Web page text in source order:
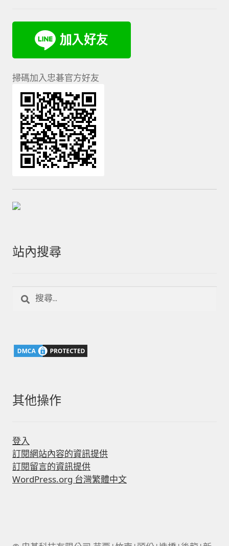
掃碼加入忠碁官方好友
站內搜尋
字:
其他操作
登入
訂閱網站內容的資訊提供
訂閱留言的資訊提供
WordPress.org 台灣繁體中文